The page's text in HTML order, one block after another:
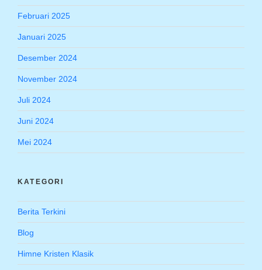
Februari 2025
Januari 2025
Desember 2024
November 2024
Juli 2024
Juni 2024
Mei 2024
KATEGORI
Berita Terkini
Blog
Himne Kristen Klasik